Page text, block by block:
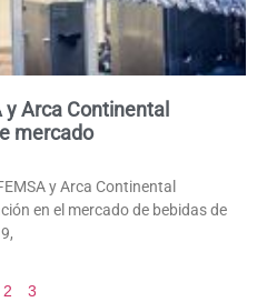
y Arca Continental
mercado
y Arca Continental
en el mercado de bebidas de
2 3